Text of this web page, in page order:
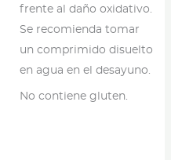
frente al daño oxidativo.
Se recomienda tomar
un comprimido disuelto
en agua en el desayuno.
No contiene gluten.